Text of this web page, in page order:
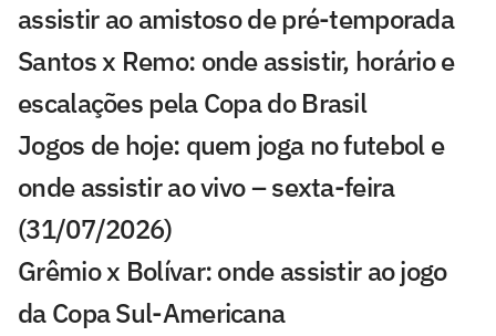
assistir ao amistoso de pré-temporada
Santos x Remo: onde assistir, horário e
escalações pela Copa do Brasil
Jogos de hoje: quem joga no futebol e
onde assistir ao vivo – sexta-feira
(31/07/2026)
Grêmio x Bolívar: onde assistir ao jogo
da Copa Sul-Americana